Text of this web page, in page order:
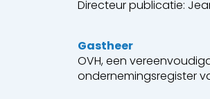
Directeur publicatie:
Gastheer
OVH, een
ondernemingsregister